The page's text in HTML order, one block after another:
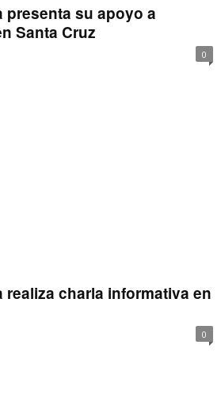
presenta su apoyo a
Santa Cruz
0
realiza charla informativa en
0